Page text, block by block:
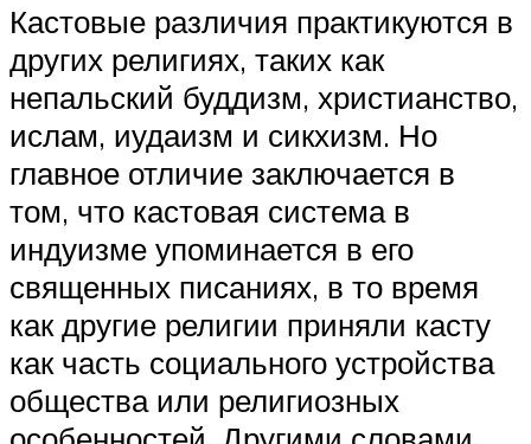
Кастовые различия практикуются в
других религиях, таких как
непальский буддизм, христианство,
ислам, иудаизм и сикхизм. Но
главное отличие заключается в
том, что кастовая система в
индуизме упоминается в его
священных писаниях, в то время
как другие религии приняли касту
как часть социального устройства
общества или религиозных